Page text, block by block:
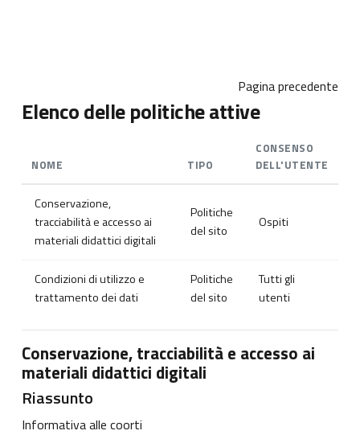
Pagina precedente
Elenco delle politiche attive
NOME TIPO
CONSENSO
DELL'UTENTE
Conservazione,
tracciabilità e accesso ai
materiali didattici digitali
Politiche
del sito
Ospiti
Condizioni di utilizzo e
trattamento dei dati
Politiche
del sito
Tutti gli
utenti
Conservazione, tracciabilità e accesso ai
materiali didattici digitali
Riassunto
Informativa alle coorti